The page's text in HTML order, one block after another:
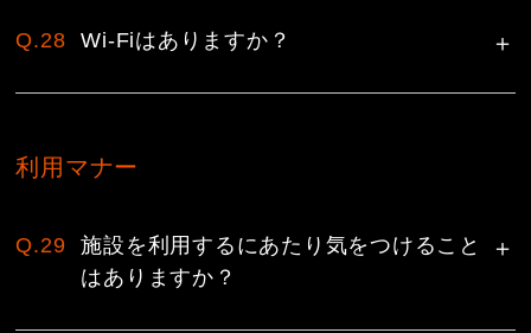
Q.28 Wi-Fiはありますか？
利用マナー
Q.29
施設を利用するにあたり気をつけること
はありますか？